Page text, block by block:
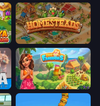
Homesteads: Dream Farm
The Farmers